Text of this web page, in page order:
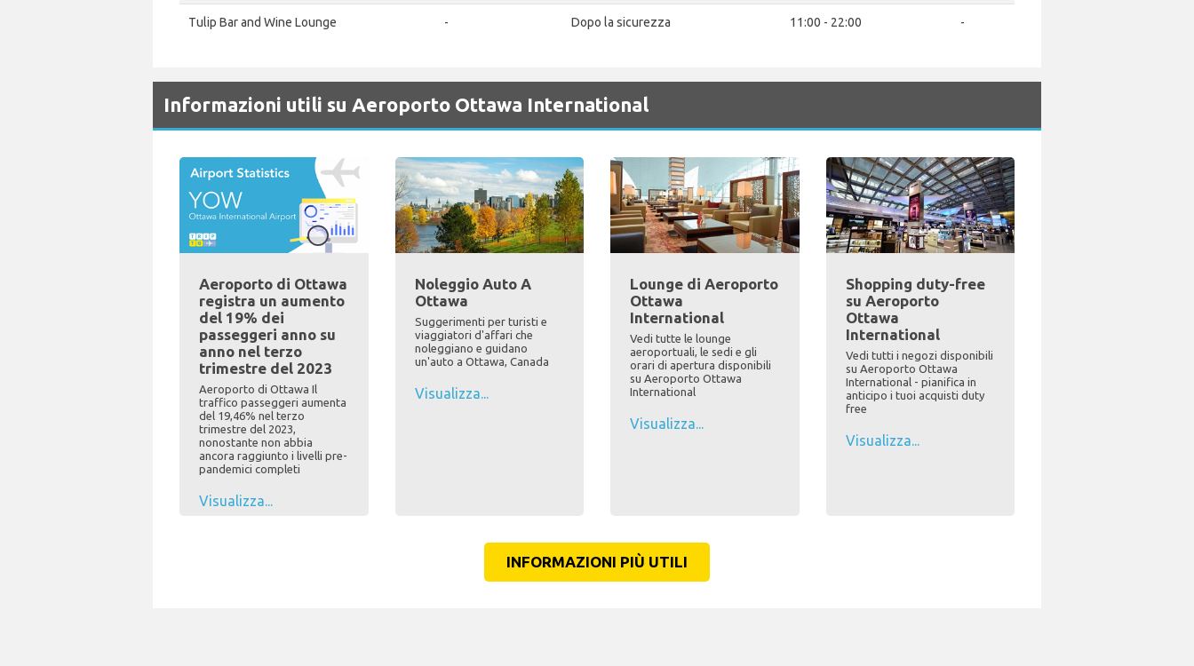
Tulip Bar and Wine Lounge - Dopo la sicurezza 11:00 - 22:00 -
Informazioni utili su Aeroporto Ottawa International
Aeroporto di Ottawa
registra un aumento
del 19% dei
passeggeri anno su
anno nel terzo
trimestre del 2023
Aeroporto di Ottawa Il
traffico passeggeri aumenta
del 19,46% nel terzo
trimestre del 2023,
nonostante non abbia
ancora raggiunto i livelli pre-
pandemici completi
Visualizza...
Noleggio Auto A
Ottawa
Suggerimenti per turisti e
viaggiatori d'affari che
noleggiano e guidano
un'auto a Ottawa, Canada
Visualizza...
Lounge di Aeroporto
Ottawa
International
Vedi tutte le lounge
aeroportuali, le sedi e gli
orari di apertura disponibili
su Aeroporto Ottawa
International
Visualizza...
Shopping duty-free
su Aeroporto
Ottawa
International
Vedi tutti i negozi disponibili
su Aeroporto Ottawa
International - pianifica in
anticipo i tuoi acquisti duty
free
Visualizza...
INFORMAZIONI PIÙ UTILI